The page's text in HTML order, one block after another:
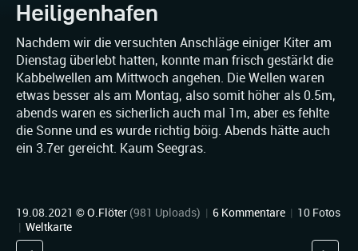
Heiligenhafen
Nachdem wir die versuchten Anschläge einiger Kiter am
Dienstag überlebt hatten, konnte man frisch gestärkt die
Kabbelwellen am Mittwoch angehen. Die Wellen waren
etwas besser als am Montag, also somit höher als 0.5m,
abends waren es sicherlich auch mal 1m, aber es fehlte
die Sonne und es wurde richtig böig. Abends hätte auch
ein 3.7er gereicht. Kaum Seegras.
19.08.2021 ©O.Flöter (981 Uploads) | 6 Kommentare | 10 Fotos
| Weltkarte